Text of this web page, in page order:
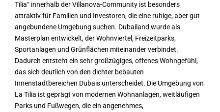
Tilia“ innerhalb der Villanova-Community ist besonders
attraktiv für Familien und Investoren, die eine ruhige, aber gut
angebundene Umgebung suchen. Dubailand wurde als
Masterplan entwickelt, der Wohnviertel, Freizeitparks,
Sportanlagen und Grünflächen miteinander verbindet.
Dadurch entsteht ein sehr großzügiges, offenes Wohngefühl,
das sich deutlich von den dichter bebauten
Innenstadtbereichen Dubais unterscheidet. Die Umgebung von
La Tilia ist geprägt von modernen Wohnanlagen, weitläufigen
Parks und Fußwegen, die ein angenehmes,